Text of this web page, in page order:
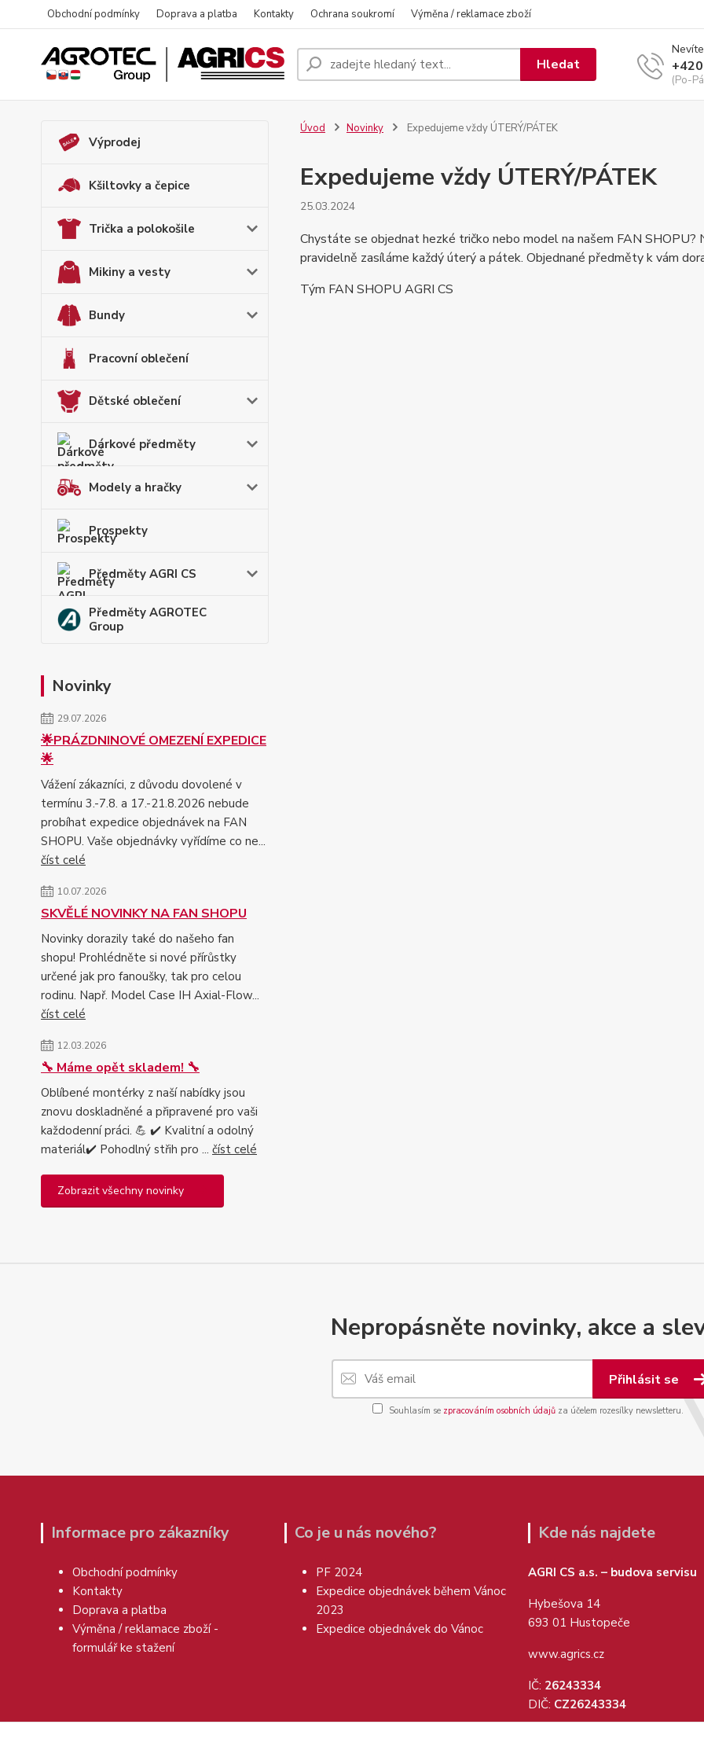
Obchodní podmínky Doprava a platba Kontakty Ochrana soukromí Výměna / reklamace zboží
Hledat
(Po-
Výprodej
Kšiltovky a čepice
Trička a polokošile
Mikiny a vesty
Bundy
Pracovní oblečení
Dětské oblečení
Dárkové předměty
Modely a hračky
Prospekty
Předměty AGRI CS
Předměty AGROTEC
Group
Novinky
29.07.2026
🌟PRÁZDNINOVÉ OMEZENÍ EXPEDICE
🌟
Vážení zákazníci, z důvodu dovolené v
termínu 3.-7.8. a 17.-21.8.2026 nebude
probíhat expedice objednávek na FAN
SHOPU. Vaše objednávky vyřídíme co ne...
číst celé
10.07.2026
SKVĚLÉ NOVINKY NA FAN SHOPU
Novinky dorazily také do našeho fan
shopu! Prohlédněte si nové přírůstky
určené jak pro fanoušky, tak pro celou
rodinu. Např. Model Case IH Axial-Flow...
číst celé
12.03.2026
🔧 Máme opět skladem! 🔧
Oblíbené montérky z naší nabídky jsou
znovu doskladněné a připravené pro vaši
každodenní práci. 💪 ✔️ Kvalitní a odolný
materiál✔️ Pohodlný střih pro ... číst celé
Zobrazit všechny novinky
Úvod Novinky Expedujeme vždy ÚTERÝ/PÁTEK
Expedujeme vždy ÚTERÝ/PÁTEK
25.03.2024
Chystáte se objednat hezké tričko nebo model na našem FAN SHOPU?
pravidelně zasíláme každý úterý a pátek. Objednané předměty k vám
Tým FAN SHOPU AGRI CS
Nepropásněte novinky, akce a
Přihlásit se
Souhlasím se zpracováním osobních údajů za účelem rozesílky newsletteru.
Informace pro zákazníky
Obchodní podmínky
Kontakty
Doprava a platba
Výměna / reklamace zboží -
formulář ke stažení
Co je u nás nového?
PF 2024
Expedice objednávek během Vánoc
2023
Expedice objednávek do Vánoc
Kde nás najdete
AGRI CS a.s. – budova servisu
Hybešova 14
693 01 Hustopeče
www.agrics.cz
IČ: 26243334
DIČ: CZ26243334